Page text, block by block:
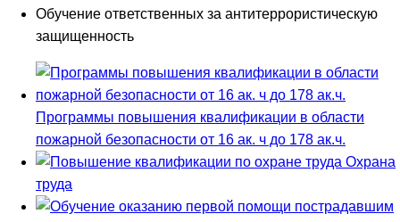
Обучение ответственных за антитеррористическую
защищенность
Программы повышения квалификации в области
пожарной безопасности от 16 ак. ч до 178 ак.ч.
Охрана
труда